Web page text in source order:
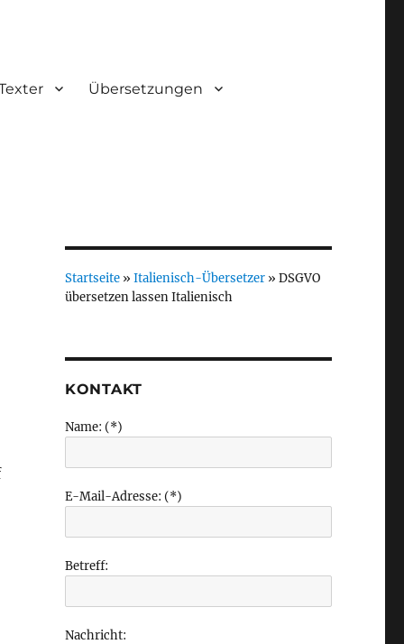
Übersetzungen
Startseite» Italienisch-Übersetzer» DSGVO
übersetzen lassen Italienisch
KONTAKT
Name: (*)
E-Mail-Adresse: (*)
Betreff:
Nachricht: